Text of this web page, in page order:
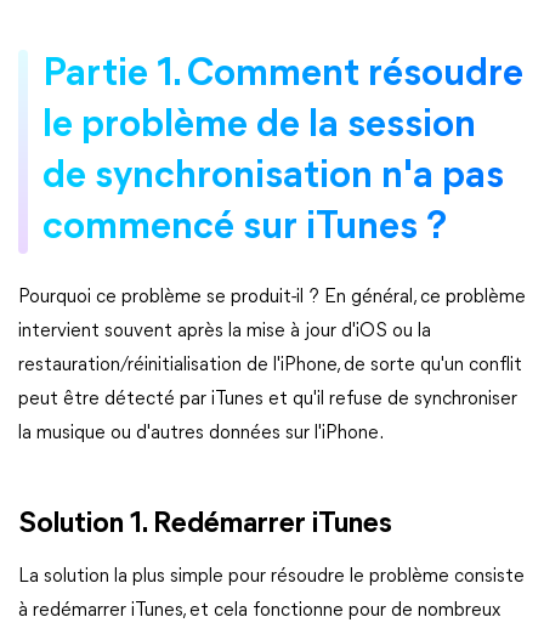
Partie 1. Comment résoudre
le problème de la session
de synchronisation n'a pas
commencé sur iTunes ?
Pourquoi ce problème se produit-il ? En général, ce problème
intervient souvent après la mise à jour d'iOS ou la
restauration/réinitialisation de l'iPhone, de sorte qu'un conflit
peut être détecté par iTunes et qu'il refuse de synchroniser
la musique ou d'autres données sur l'iPhone.
Solution 1. Redémarrer iTunes
La solution la plus simple pour résoudre le problème consiste
à redémarrer iTunes, et cela fonctionne pour de nombreux